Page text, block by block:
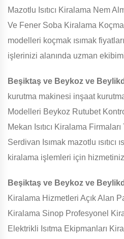
Mazotlu Isıtıcı Kiralama Nem
Ve Fener Soba Kiralama
modelleri koçmak ısımak
işlerinizi alanında uzman
Beşiktaş ve Beykoz ve
kurutma makinesi inşaat
Modelleri Beykoz Rutubet
Mekan Isıtıcı Kiralama Firmaları
Serdivan Isımak mazotlu ısıtıcı
kiralama işlemleri için
Beşiktaş ve Beykoz ve
Kiralama Hizmetleri Açık Alan
Kiralama Sinop Profesyonel
Elektrikli Isıtma Ekipmanları